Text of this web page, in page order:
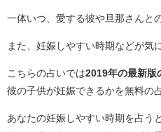
一体いつ、愛する彼や旦那さんと
また、妊娠しやすい時期などが気
こちらの占いでは2019年の最新版
彼の子供が妊娠できるかを無料の
あなたの妊娠しやすい時期を占う